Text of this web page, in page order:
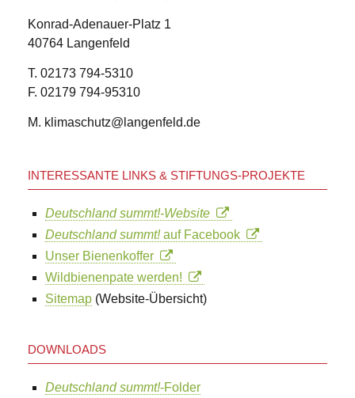
Konrad-Adenauer-Platz 1
40764 Langenfeld
T. 02173 794-5310
F. 02179 794-95310
M. klimaschutz@langenfeld.de
INTERESSANTE LINKS & STIFTUNGS-PROJEKTE
Deutschland summt!-Website
Deutschland summt!auf Facebook
Unser Bienenkoffer
Wildbienenpate werden!
Sitemap (Website-Übersicht)
DOWNLOADS
Deutschland summt!-Folder